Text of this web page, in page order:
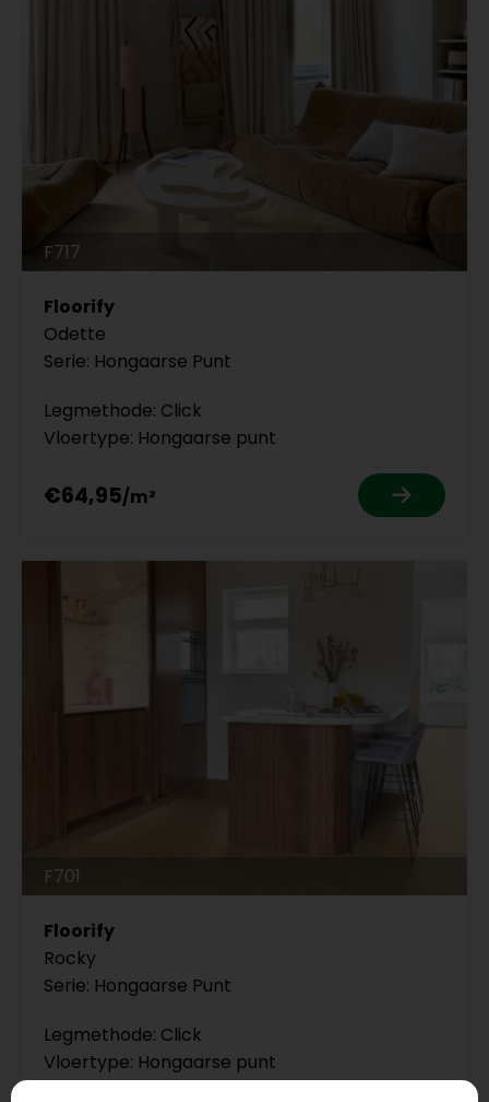
F717
Floorify
Odette
Serie: Hongaarse Punt
Legmethode: Click
Vloertype: Hongaarse punt
€64,95
F701
Floorify
Rocky
Serie: Hongaarse Punt
Legmethode: Click
Vloertype: Hongaarse punt